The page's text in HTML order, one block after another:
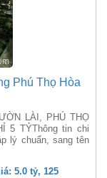
Phú Thọ Hòa
LÀI, PHÚ THỌ
5 TỶThông tin chi
lý chuẩn, sang tên
5.0 tỷ, 125